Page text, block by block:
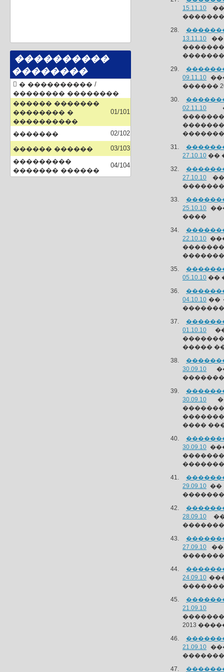
����������
��������
� ���������� /
�������� ��������
������ �������
�������� �
����������
01/101
������� 02/102
������ ������
03/103
���������
������� ������
04/104
15.11.10 ��
13.11.10 ��
09.11.10
������
02.11.10
27.10.10 ��
27.10.10
25.10.10
����
22.10.10
05.10.10 ��
04.10.10 ��
01.10.10
����� ��
30.09.10
30.09.10
����
30.09.10
29.09.10 ��
28.09.10
27.09.10 ��
24.09.10
�������
21.09.10
2013
21.09.10
�������